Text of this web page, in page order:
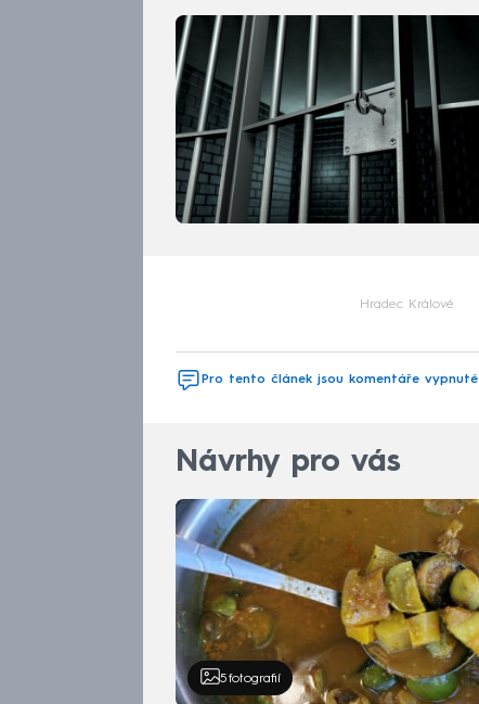
Hradec Králové
Pro tento článek jsou komentáře vypnuté
Návrhy pro vás
5 fotografií